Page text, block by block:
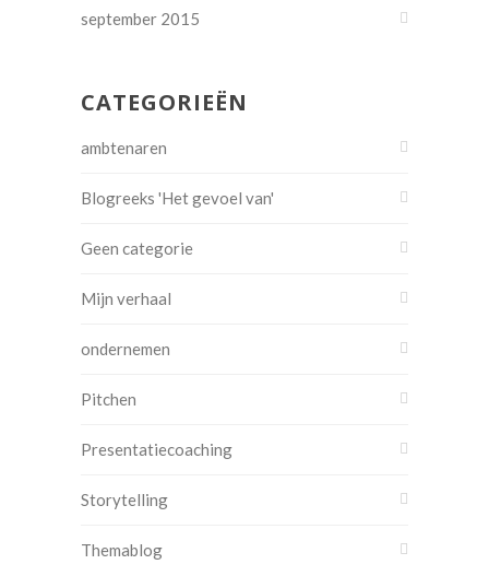
september 2015
CATEGORIEËN
ambtenaren
Blogreeks 'Het gevoel van'
Geen categorie
Mijn verhaal
ondernemen
Pitchen
Presentatiecoaching
Storytelling
Themablog